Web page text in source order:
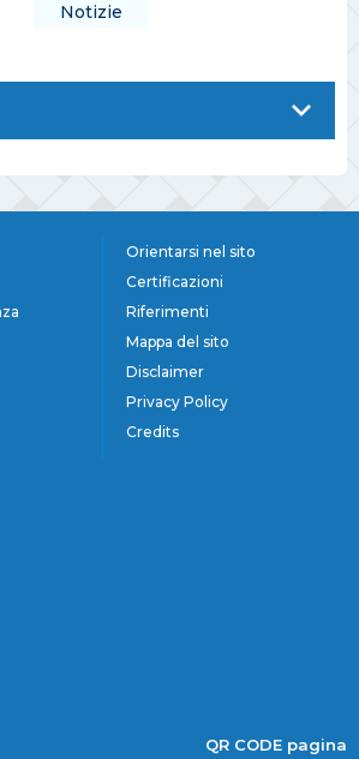
Notizie
Orientarsi nel sito
Certificazioni
Riferimenti
Mappa del sito
Disclaimer
Privacy Policy
Credits
QR CODE pagina